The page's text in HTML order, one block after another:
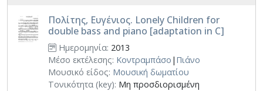
Πολίτης, Ευγένιος. Lonely Children for
double bass and piano [adaptation in C]
Ημερομηνία: 2013
Μέσο εκτέλεσης: Κοντραμπάσο | Πιάνο
Μουσικό είδος: Μουσική δωματίου
Τονικότητα (key): Μη προσδιορισμένη